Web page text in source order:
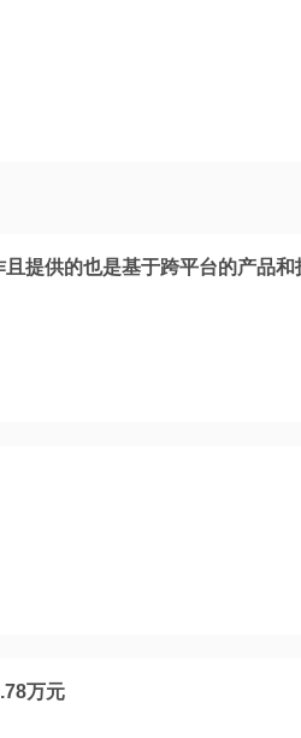
提供的也是基于跨平台的产品和
万元